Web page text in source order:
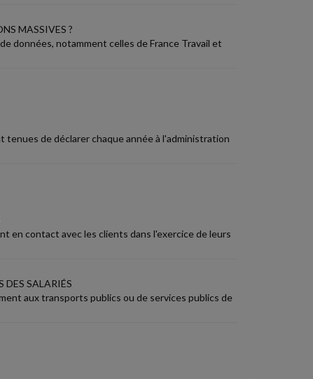
MASSIVES ?
données, notamment celles de France Travail et
de déclarer chaque année à l'administration
en contact avec les clients dans l'exercice de leurs
DES SALARIÉS
aux transports publics ou de services publics de